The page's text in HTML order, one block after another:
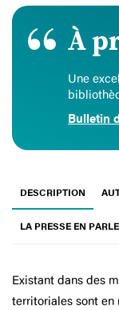
À
Une
Bulletin
DESCRIPTION
LA PRESSE EN PARLE
Existant dans des
territoriales sont